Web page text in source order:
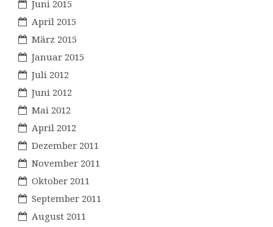
Juni 2015
April 2015
März 2015
Januar 2015
Juli 2012
Juni 2012
Mai 2012
April 2012
Dezember 2011
November 2011
Oktober 2011
September 2011
August 2011